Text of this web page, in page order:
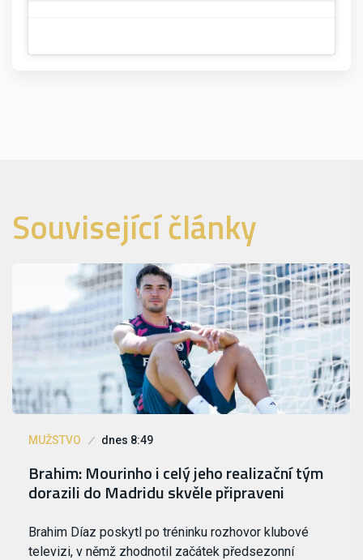
Související články
MUŽSTVO dnes 8:49
Brahim: Mourinho i celý jeho realizační tým
dorazili do Madridu skvěle připraveni
Brahim Díaz poskytl po tréninku rozhovor klubové
televizi, v němž zhodnotil začátek předsezonní